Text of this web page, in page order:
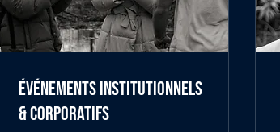
Événements Institutionnels
& Corporatifs